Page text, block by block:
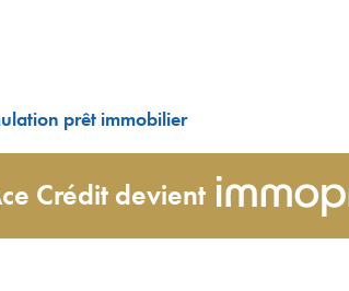
prêt immobilier
Crédit devient